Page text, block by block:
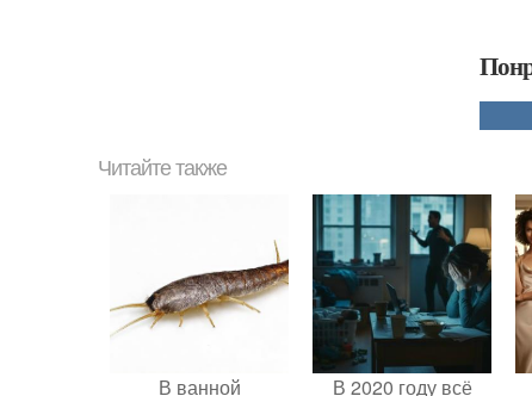
Читайте также
В ванной В 2020 году всё